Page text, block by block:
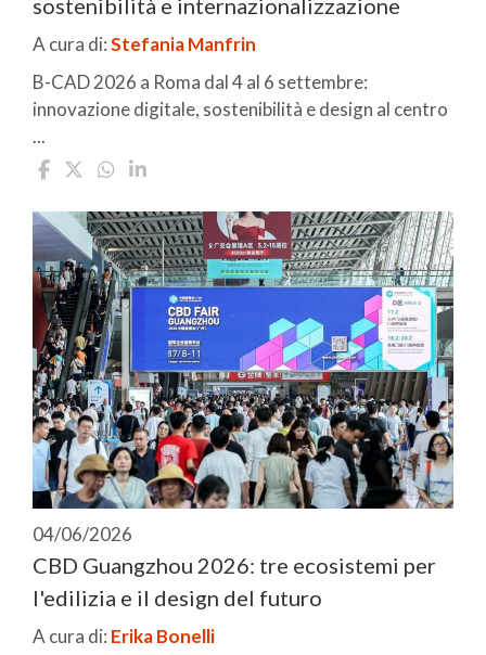
sostenibilità e internazionalizzazione
A cura di:Stefania Manfrin
B-CAD 2026 a Roma dal 4 al 6 settembre:
innovazione digitale, sostenibilità e design al centro
...
04/06/2026
CBD Guangzhou 2026: tre ecosistemi per
l'edilizia e il design del futuro
A cura di: Erika Bonelli